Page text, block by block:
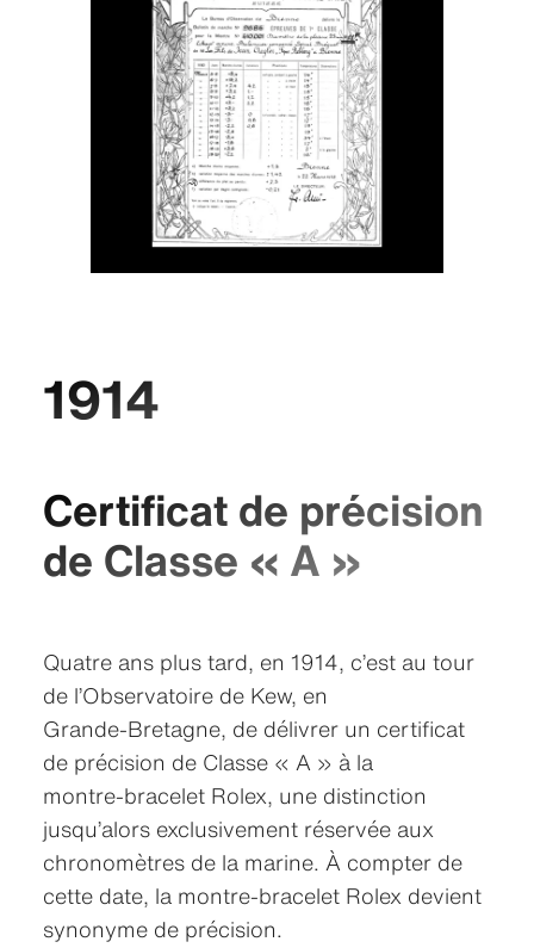
1914
Certificat de précision
de Classe « A »
Quatre ans plus tard, en 1914, c’est au tour
de l’Observatoire de Kew, en
Grande‑Bretagne, de délivrer un certificat
de précision de Classe « A » à la
montre‑bracelet Rolex, une distinction
jusqu’alors exclusivement réservée aux
chronomètres de la marine. À compter de
cette date, la montre‑bracelet Rolex devient
synonyme de précision.